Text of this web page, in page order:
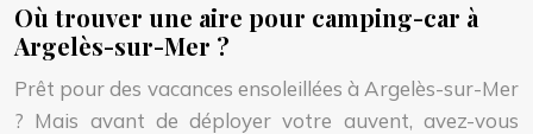
Où trouver une aire pour camping-car à
Argelès-sur-Mer ?
Prêt pour des vacances ensoleillées à Argelès-sur-Mer
? Mais avant de déployer votre auvent, avez-vous